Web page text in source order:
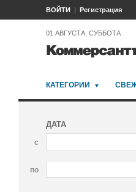
ВОЙТИ Регистрация
01 АВГУСТА, СУББОТА
КАТЕГОРИИ
ДАТА
с
по